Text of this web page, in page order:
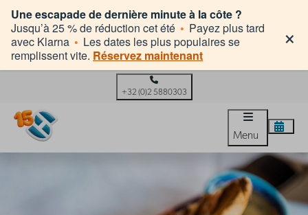
Une escapade de dernière minute à la côte ?
Jusqu’à 25 % de réduction cet été • Payez plus tard
avec Klarna • Les dates les plus populaires se
remplissent vite. Réservez maintenant
×
+32 (0)2 5880303
Menu